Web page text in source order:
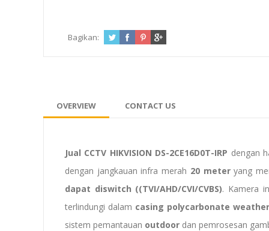
Bagikan:
OVERVIEW CONTACT US
Jual CCTV HIKVISION DS-2CE16D0T-IRP dengan
dengan jangkauan infra merah 20 meteryang
dapat diswitch ((TVI/AHD/CVI/CVBS). Kamera
terlindungi dalam casing polycarbonate
sistem pemantauan outdoor dan pemrosesan